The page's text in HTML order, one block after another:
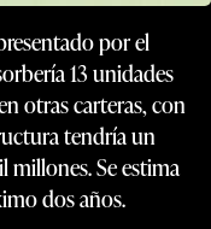
por el
13 unidades
otras carteras, con
tendría un
millones. Se estima
dos años.